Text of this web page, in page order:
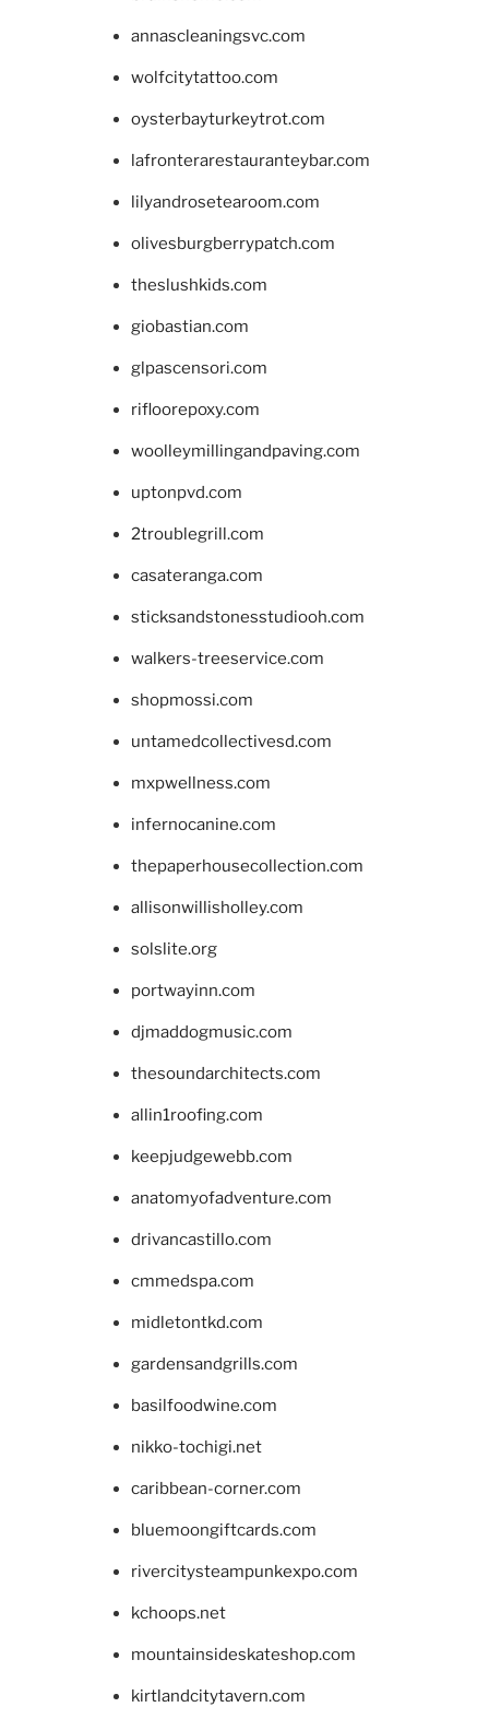
annascleaningsvc.com
wolfcitytattoo.com
oysterbayturkeytrot.com
lafronterarestauranteybar.com
lilyandrosetearoom.com
olivesburgberrypatch.com
theslushkids.com
giobastian.com
glpascensori.com
rifloorepoxy.com
woolleymillingandpaving.com
uptonpvd.com
2troublegrill.com
casateranga.com
sticksandstonesstudiooh.com
walkers-treeservice.com
shopmossi.com
untamedcollectivesd.com
mxpwellness.com
infernocanine.com
thepaperhousecollection.com
allisonwillisholley.com
solslite.org
portwayinn.com
djmaddogmusic.com
thesoundarchitects.com
allin1roofing.com
keepjudgewebb.com
anatomyofadventure.com
drivancastillo.com
cmmedspa.com
midletontkd.com
gardensandgrills.com
basilfoodwine.com
nikko-tochigi.net
caribbean-corner.com
bluemoongiftcards.com
rivercitysteampunkexpo.com
kchoops.net
mountainsideskateshop.com
kirtlandcitytavern.com